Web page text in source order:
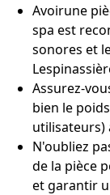
Avoirune
spa est
sonores et
Assurez-
bien le
utilisateurs)
N'oubliez
de la pièce
et garantir